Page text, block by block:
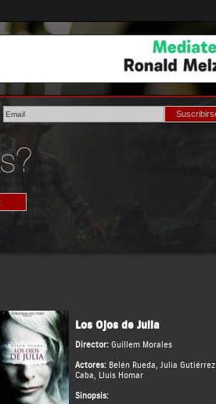
Los Ojos de Julia
Director: Guillem Morales
Actores: Belén Rueda, Julia Gutiérrez
Caba, Lluis Homar
Sinopsis: